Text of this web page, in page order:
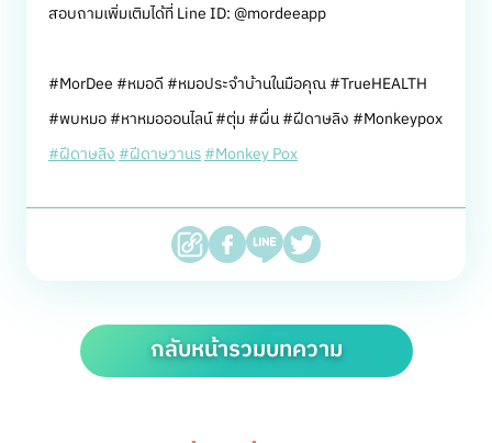
สอบถามเพิ่มเติมได้ที่ Line ID: @mordeeapp
#MorDee #หมอดี #หมอประจำบ้านในมือคุณ #TrueHEALTH
#พบหมอ #หาหมอออนไลน์ #ตุ่ม #ผื่น #ฝีดาษลิง #Monkeypox
#ฝีดาษลิง#ฝีดาษวานร#Monkey Pox
กลับหน้ารวมบทความ